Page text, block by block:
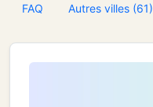
FAQ Autres villes (61)